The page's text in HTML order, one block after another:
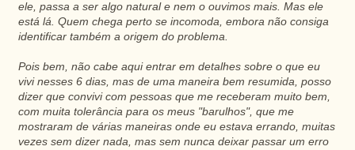
ele, passa a ser algo natural e nem o ouvimos mais. Mas ele
está lá. Quem chega perto se incomoda, embora não consiga
identificar também a origem do problema.
Pois bem, não cabe aqui entrar em detalhes sobre o que eu
vivi nesses 6 dias, mas de uma maneira bem resumida, posso
dizer que convivi com pessoas que me receberam muito bem,
com muita tolerância para os meus "barulhos", que me
mostraram de várias maneiras onde eu estava errando, muitas
vezes sem dizer nada, mas sem nunca deixar passar um erro